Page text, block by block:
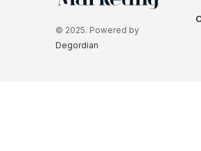
© 2025. Powered by
Degordian